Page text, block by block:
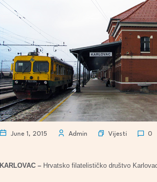
June 1, 2015 Admin Vijesti 0
KARLOVAC – Hrvatsko filatelističko društvo